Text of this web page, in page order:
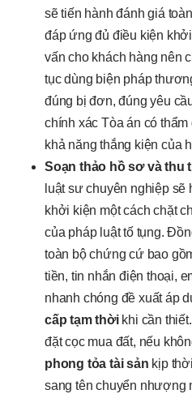
sẽ tiến hành đánh giá
đáp ứng đủ điều kiện
vấn cho khách hàng nên
tục dùng biện pháp
đúng bị đơn, đúng yêu
chính xác Tòa án có
khả năng thắng kiện của
Soạn thảo hồ sơ và thu
luật sư chuyên nghiệp
khởi kiện một cách chặt
của pháp luật tố tụng.
toàn bộ chứng cứ bao
tiền, tin nhắn điện thoại,
nhanh chóng đề xuất áp
cấp tạm thờikhi cần
đặt cọc mua đất, nếu
phong tỏa tài sản kịp
sang tên chuyển nhượng